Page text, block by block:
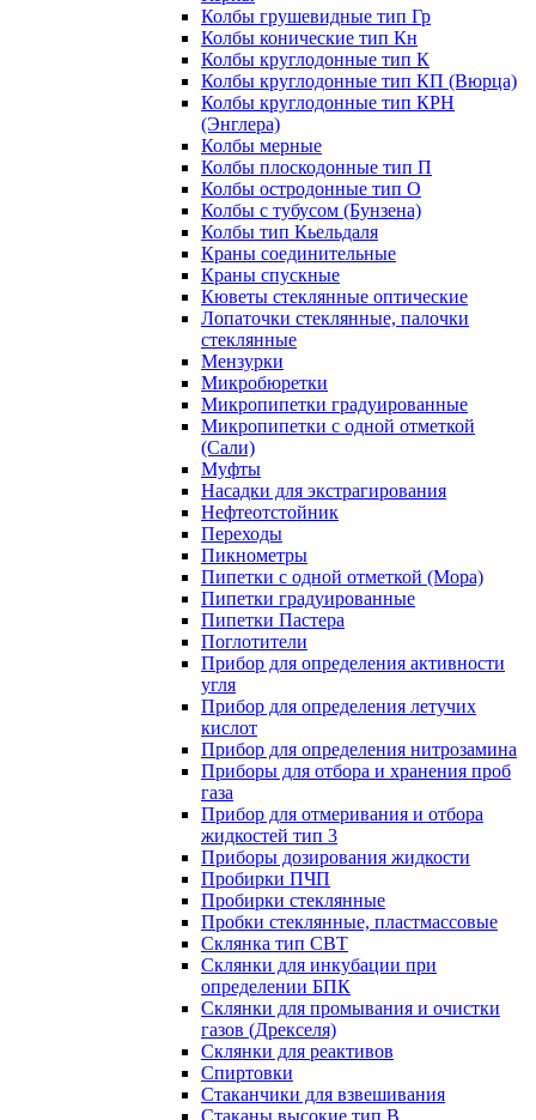
Колбы грушевидные тип Гр
Колбы конические тип Кн
Колбы круглодонные тип К
Колбы круглодонные тип КП (Вюрца)
Колбы круглодонные тип КРН
(Энглера)
Колбы мерные
Колбы плоскодонные тип П
Колбы остродонные тип О
Колбы с тубусом (Бунзена)
Колбы тип Кьельдаля
Краны соединительные
Краны спускные
Кюветы стеклянные оптические
Лопаточки стеклянные, палочки
стеклянные
Мензурки
Микробюретки
Микропипетки градуированные
Микропипетки с одной отметкой
(Сали)
Муфты
Насадки для экстрагирования
Нефтеотстойник
Переходы
Пикнометры
Пипетки с одной отметкой (Мора)
Пипетки градуированные
Пипетки Пастера
Поглотители
Прибор для определения активности
угля
Прибор для определения летучих
кислот
Прибор для определения нитрозамина
Приборы для отбора и хранения проб
газа
Прибор для отмеривания и отбора
жидкостей тип 3
Приборы дозирования жидкости
Пробирки ПЧП
Пробирки стеклянные
Пробки стеклянные, пластмассовые
Склянка тип СВТ
Склянки для инкубации при
определении БПК
Склянки для промывания и очистки
газов (Дрекселя)
Склянки для реактивов
Спиртовки
Стаканчики для взвешивания
Стаканы высокие тип В